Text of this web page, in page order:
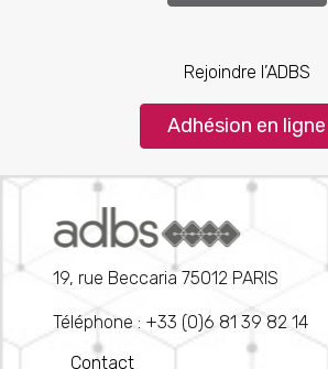
Rejoindre l’ADBS
Adhésion en ligne
19, rue Beccaria 75012 PARIS
Téléphone : +33 (0)6 81 39 82 14
Contact